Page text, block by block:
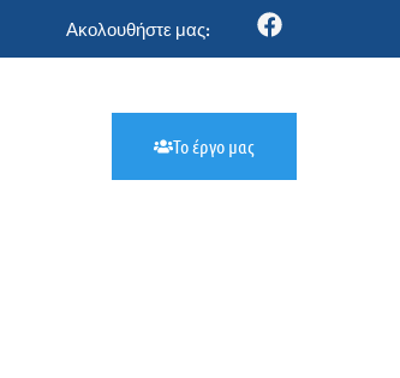
Ακολουθήστε μας:
Το έργο μας